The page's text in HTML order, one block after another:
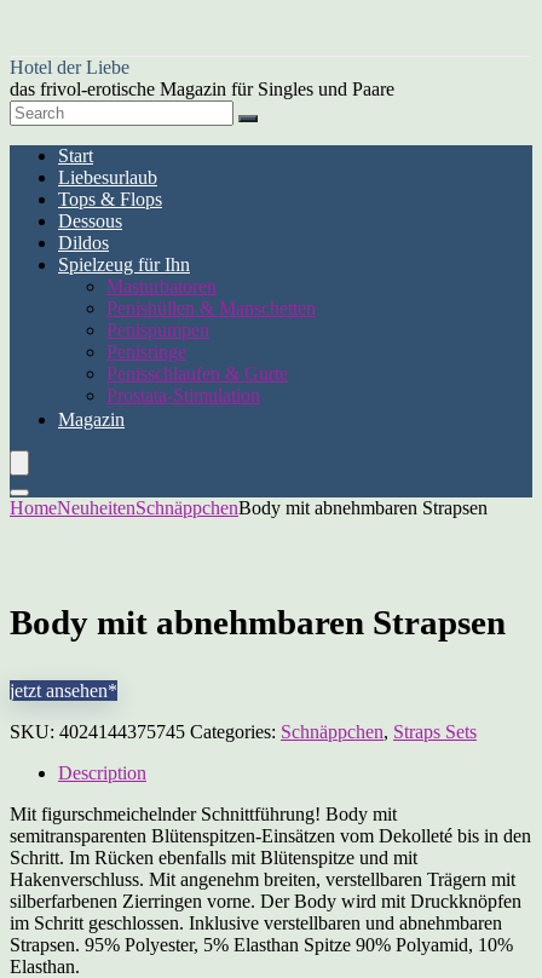
Hotel der Liebe
das frivol-erotische Magazin für Singles und Paare
Start
Liebesurlaub
Tops & Flops
Dessous
Dildos
Spielzeug für Ihn
Masturbatoren
Penishüllen & Manschetten
Penispumpen
Penisringe
Penisschlaufen & Gurte
Prostata-Stimulation
Magazin
HomeNeuheitenSchnäppchenBody mit abnehmbaren Strapsen
Body mit abnehmbaren Strapsen
jetzt ansehen*
SKU: 4024144375745 Categories: Schnäppchen, Straps Sets
Description
Mit figurschmeichelnder Schnittführung! Body mit
semitransparenten Blütenspitzen-Einsätzen vom Dekolleté bis in den
Schritt. Im Rücken ebenfalls mit Blütenspitze und mit
Hakenverschluss. Mit angenehm breiten, verstellbaren Trägern mit
silberfarbenen Zierringen vorne. Der Body wird mit Druckknöpfen
im Schritt geschlossen. Inklusive verstellbaren und abnehmbaren
Strapsen. 95% Polyester, 5% Elasthan Spitze 90% Polyamid, 10%
Elasthan.